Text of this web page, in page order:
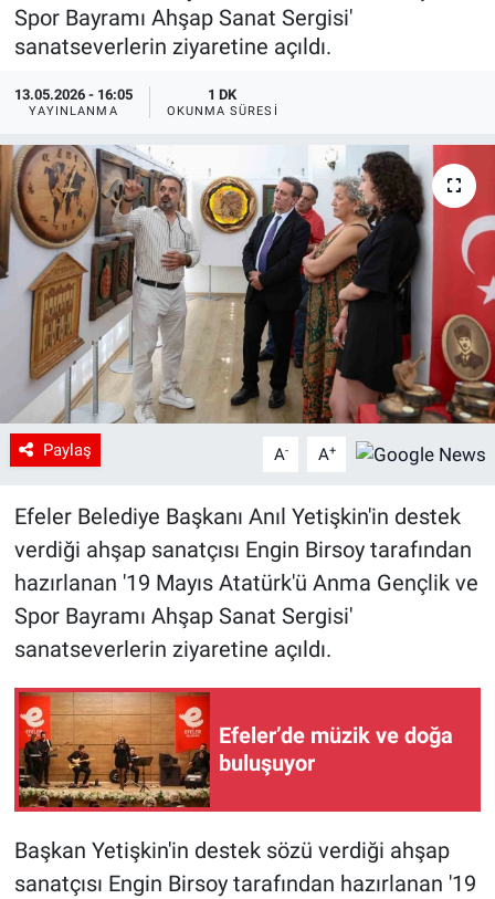
Spor Bayramı Ahşap Sanat Sergisi'
sanatseverlerin ziyaretine açıldı.
13.05.2026 - 16:05
YAYINLANMA
1 DK
OKUNMA SÜRESI
Paylaş A- A+
Efeler Belediye Başkanı Anıl Yetişkin'in destek
verdiği ahşap sanatçısı Engin Birsoy tarafından
hazırlanan '19 Mayıs Atatürk'ü Anma Gençlik ve
Spor Bayramı Ahşap Sanat Sergisi'
sanatseverlerin ziyaretine açıldı.
Efeler’de müzik ve doğa
buluşuyor
Başkan Yetişkin'in destek sözü verdiği ahşap
sanatçısı Engin Birsoy tarafından hazırlanan '19